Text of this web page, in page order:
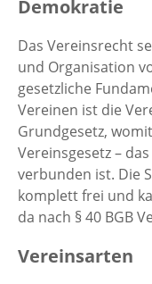
Demokratie
Das Vereinsrecht
und Organisation
gesetzliche
Vereinen ist die
Grundgesetz,
Vereinsgesetz –
verbunden ist. Die
komplett frei und
da nach § 40 BGB
Vereinsarten